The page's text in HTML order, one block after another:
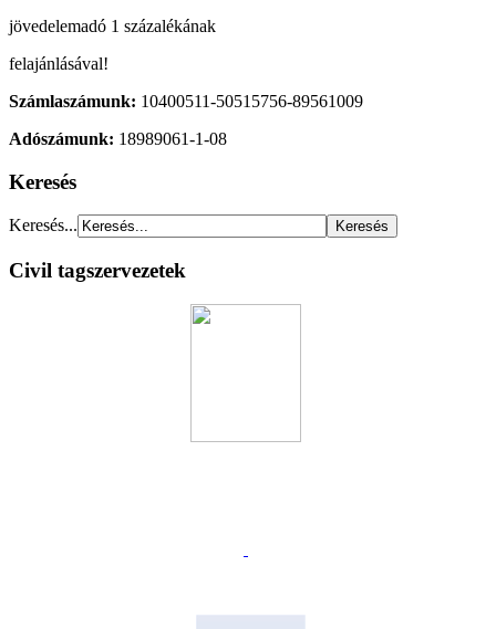
jövedelemadó 1 százalékának
felajánlásával!
Számlaszámunk: 10400511-50515756-89561009
Adószámunk: 18989061-1-08
Keresés
Keresés...
Civil tagszervezetek